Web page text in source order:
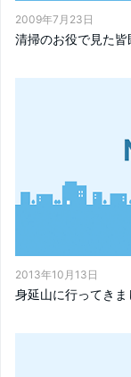
2009年7月23日
清掃のお役で見
2013年10月13日
身延山に行ってき